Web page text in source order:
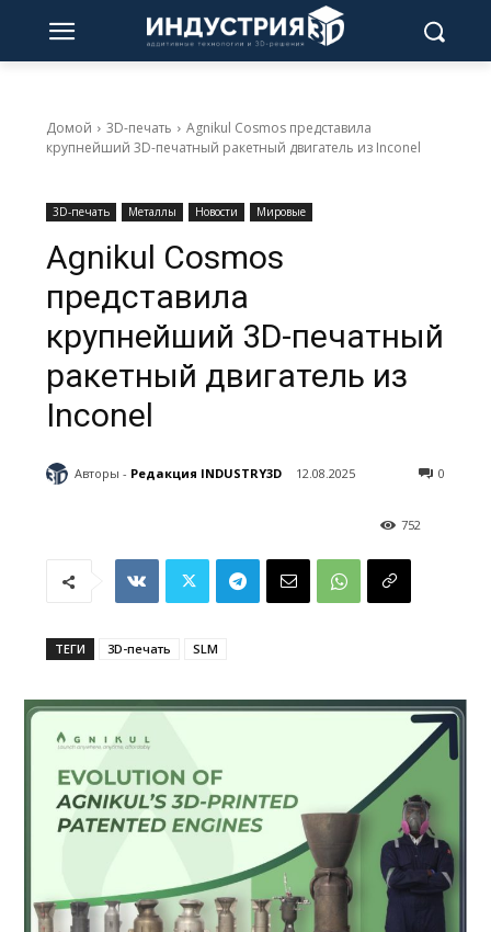
Домой 3D-печать
Agnikul Cosmos представила
крупнейший 3D-печатный ракетный двигатель из Inconel
3D-печать Металлы Новости Мировые
Agnikul Cosmos
представила
крупнейший 3D-печатный
ракетный двигатель из
Inconel
Авторы - Редакция INDUSTRY3D 12.08.2025 0
752
ТЕГИ 3D-печать SLM